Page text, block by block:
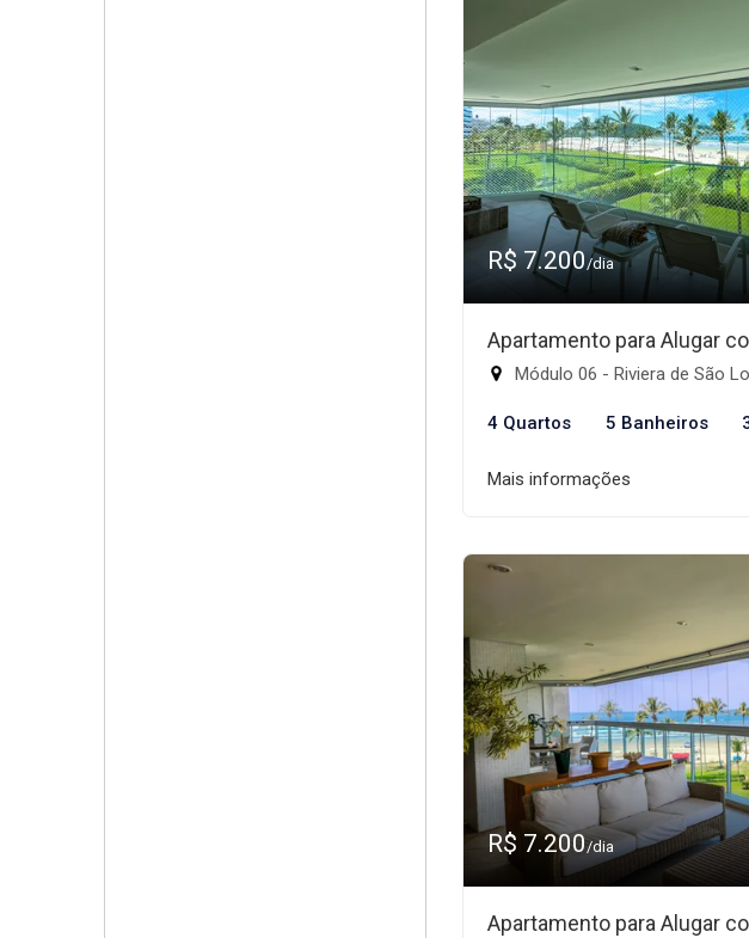
R$ 7.200/dia
Apartamento para Alugar
Módulo 06 - Riviera de São
4 Quartos 5 Banheiros
Mais informações
R$ 7.200/dia
Apartamento para Alugar